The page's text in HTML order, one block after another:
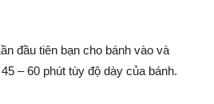
đầu tiên bạn cho bánh vào và
– 60 phút tùy độ dày của bánh.